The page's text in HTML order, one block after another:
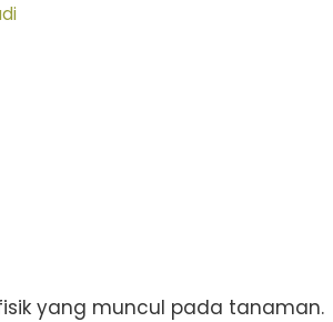
yang muncul pada tanaman.